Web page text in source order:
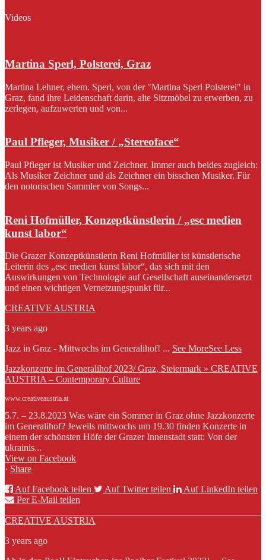
Videos
Martina Sperl, Polsterei, Graz
Martina Lehner, ehem. Sperl, von der "Martina Sperl Polsterei" in
Graz, fand ihre Leidenschaft darin, alte Sitzmöbel zu erwerben, zu
zerlegen, aufzuwerten und von...
Paul Pfleger, Musiker / „Stereoface“
Paul Pfleger ist Musiker und Zeichner. Immer auch beides zugleich:
Als Musiker Zeichner und als Zeichner ein bisschen Musiker. Für
den notorischen Sammler von Songs...
Reni Hofmüller, Konzeptkünstlerin / „esc medien
kunst labor“
Die Grazer Konzeptkünstlerin Reni Hofmüller ist künstlerische
Leiterin des „esc medien kunst labor“, das sich mit den
Auswirkungen von Technologie auf Gesellschaft auseinandersetzt
und einen wichtigen Vernetzungspunkt für...
CREATIVE AUSTRIA
3 years ago
Jazz in Graz - Mittwochs im Generalihof! ... See MoreSee Less
Jazzkonzerte im Generalihof 2023/ Graz, Steiermark » CREATIVE
AUSTRIA – Contemporary Culture
www.creativeaustria.at
5.7. – 23.8.2023 Was wäre ein Sommer in Graz ohne Jazzkonzerte
im Generalihof? Jeweils mittwochs um 19.30 finden Konzerte in
einem der schönsten Höfe der Grazer Innenstadt statt: Von der
ukrainis...
View on Facebook
· Share
Auf Facebook teilen
Auf Twitter teilen
Auf LinkedIn teilen
Per E-Mail teilen
CREATIVE AUSTRIA
3 years ago